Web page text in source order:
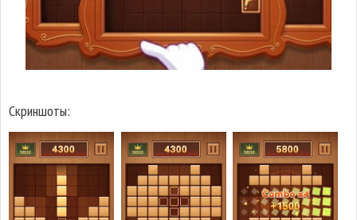
Скриншоты: